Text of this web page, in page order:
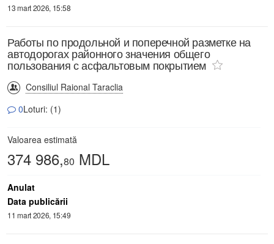
13 mart 2026, 15:58
Работы по продольной и поперечной разметке на
автодорогах районного значения общего
пользования с асфальтовым покрытием
Consiliul Raional Taraclia
0Loturi: (1)
Valoarea estimată
374 986,80 MDL
Anulat
Data publicării
11 mart 2026, 15:49